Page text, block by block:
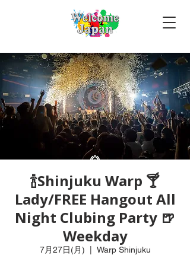
🍾Shinjuku Warp 🍸
Lady/FREE Hangout All
Night Clubing Party 🍺
Weekday
7月27日(月) Warp Shinjuku